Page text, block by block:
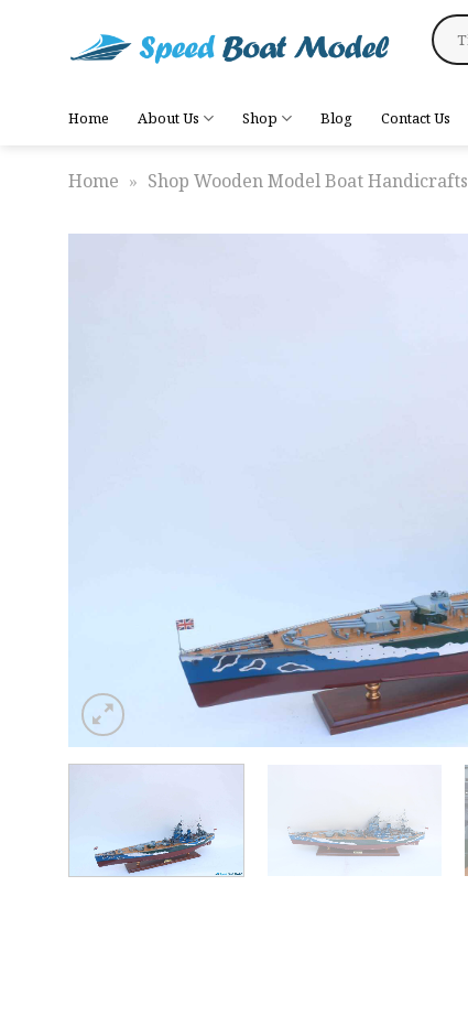
Search
for:
Home About Us Shop Blog Contact Us
Home » Shop Wooden Model Boat Handicrafts